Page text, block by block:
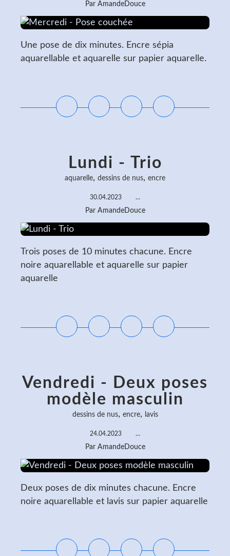
Par AmandeDouce
Une pose de dix minutes. Encre sépia
aquarellable et aquarelle sur papier aquarelle.
Lundi - Trio
aquarelle, dessins de nus, encre
30.04.2023 …
Par AmandeDouce
Trois poses de 10 minutes chacune. Encre
noire aquarellable et aquarelle sur papier
aquarelle
Vendredi - Deux poses
modèle masculin
dessins de nus, encre, lavis
24.04.2023 …
Par AmandeDouce
Deux poses de dix minutes chacune. Encre
noire aquarellable et lavis sur papier aquarelle